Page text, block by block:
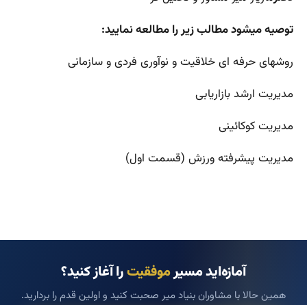
توصیه میشود مطالب زیر را مطالعه نمایید:
روشهای حرفه ای خلاقیت و نوآوری فردی و سازمانی
مدیریت ارشد بازاریابی
مدیریت کوکائینی
مدیریت پیشرفته ورزش (قسمت اول)
آمازه‌اید مسیرموفقیترا آغاز کنید؟
همین حالا با مشاوران بنیاد میر صحبت کنید و اولین قدم را بردارید.